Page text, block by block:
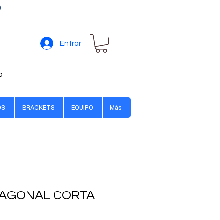
Entrar
BRACKETS EQUIPO Más
CORTA